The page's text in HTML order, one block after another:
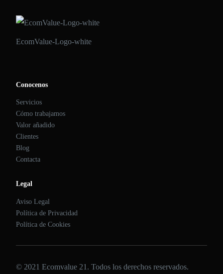
EcomValue-Logo-white
Conocenos
Servicios
Cómo trabajamos
Valor añadido
Clientes
Blog
Contacta
Legal
Aviso Legal
Política de Privacidad
Política de Cookies
© 2021 Ecomvalue 21. Todos los derechos reservados.